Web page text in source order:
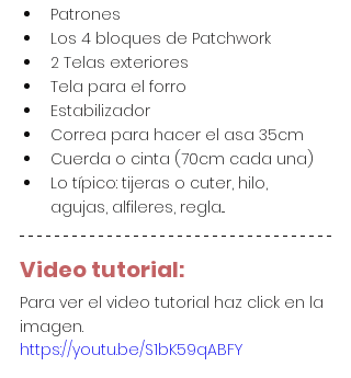
Patrones
Los 4 bloques de Patchwork
2 Telas exteriores
Tela para el forro
Estabilizador
Correa para hacer el asa 35cm
Cuerda o cinta (70cm cada una)
Lo típico: tijeras o cuter, hilo,
agujas, alfileres, regla...
Video tutorial:
Para ver el video tutorial haz click en la
imagen.
https://youtu.be/S1bK59qABFY